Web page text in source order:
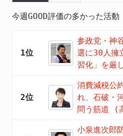
今週GOOD評価の多かった活動
1位
参政党・神
選に30人擁
習化」を厳
2位
消費減税公
れ、石破・
問う筋道 (
小泉進次郎